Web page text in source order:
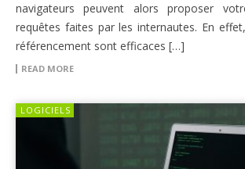
navigateurs peuvent alors proposer
requêtes faites par les internautes. En
référencement sont efficaces […]
READ MORE
LOGICIELS